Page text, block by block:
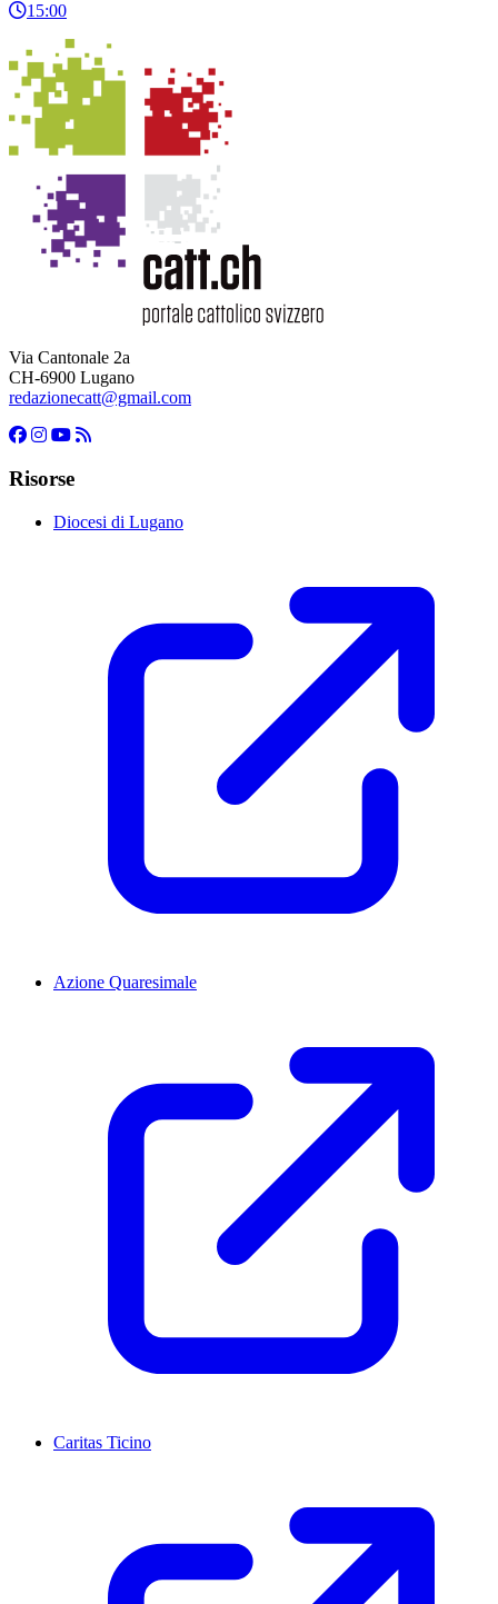
15:00
Via Cantonale 2a
CH-6900 Lugano
redazionecatt@gmail.com
Risorse
Diocesi di Lugano
Azione Quaresimale
Caritas Ticino